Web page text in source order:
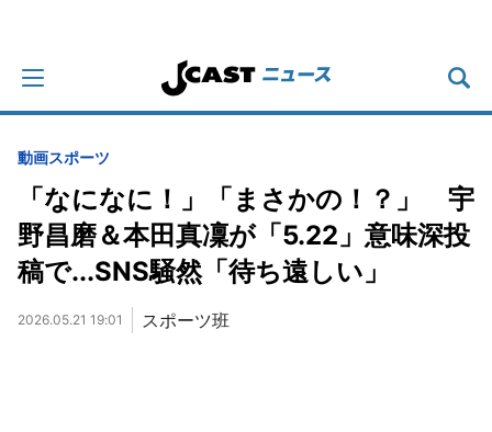
動画スポーツ
「なになに！」「まさかの！？」 宇
野昌磨＆本田真凜が「5.22」意味深投
稿で...SNS騒然「待ち遠しい」
2026.05.21 19:01 スポーツ班